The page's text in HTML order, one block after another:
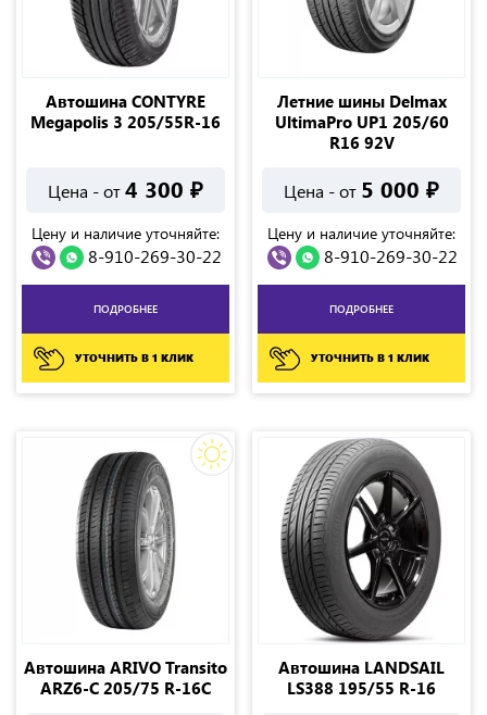
Автошина CONTYRE
Megapolis 3 205/55R-16
Цена - от4 300 ₽
Цену и наличие уточняйте:
8-910-269-30-22
ПОДРОБНЕЕ
УТОЧНИТЬ В 1 КЛИК
Летние шины Delmax
UltimaPro UP1 205/60
R16 92V
Цена - от 5 000 ₽
Цену и наличие уточняйте:
8-910-269-30-22
ПОДРОБНЕЕ
УТОЧНИТЬ В 1 КЛИК
Автошина ARIVO Transito
ARZ6-C 205/75 R-16C
Автошина LANDSAIL
LS388 195/55 R-16